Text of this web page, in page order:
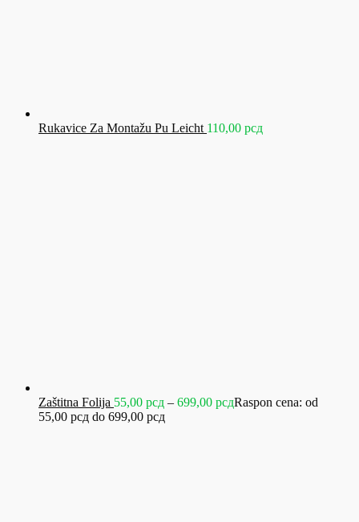
Rukavice Za Montažu Pu Leicht 110,00 рсд
Zaštitna Folija 55,00 рсд – 699,00 рсдRaspon cena: od
55,00 рсд do 699,00 рсд